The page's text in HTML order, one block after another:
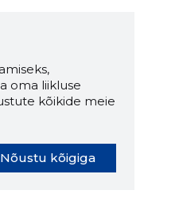
oma liikluse
kõikide meie
Nõustu kõigiga